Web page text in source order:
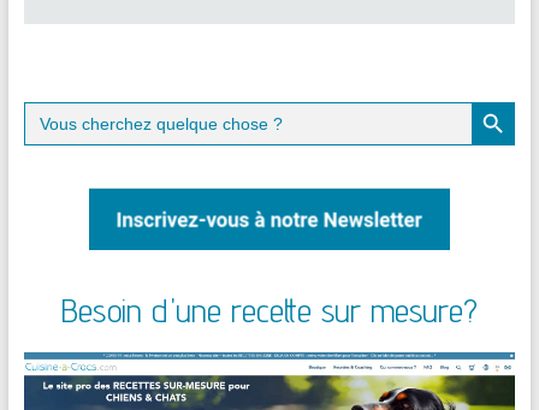
Search
for:
Search Button
Besoin d'une recette sur mesure?